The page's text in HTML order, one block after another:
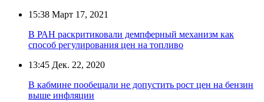
15:38 Март 17, 2021
В РАН раскритиковали демпферный механизм как
способ регулирования цен на топливо
13:45 Дек. 22, 2020
В кабмине пообещали не допустить рост цен на бензин
выше инфляции